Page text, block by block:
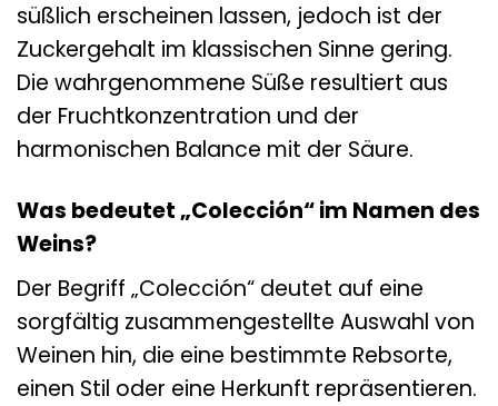
süßlich erscheinen lassen, jedoch ist der
Zuckergehalt im klassischen Sinne gering.
Die wahrgenommene Süße resultiert aus
der Fruchtkonzentration und der
harmonischen Balance mit der Säure.
Was bedeutet „Colección“ im Namen des
Weins?
Der Begriff „Colección“ deutet auf eine
sorgfältig zusammengestellte Auswahl von
Weinen hin, die eine bestimmte Rebsorte,
einen Stil oder eine Herkunft repräsentieren.